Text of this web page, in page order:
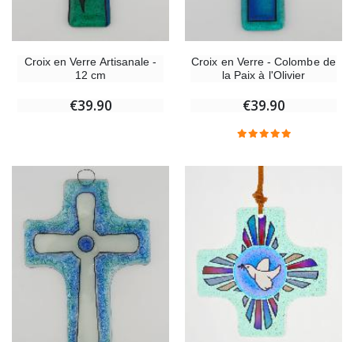
Croix en Verre Artisanale -
12 cm
€39.90
Croix en Verre - Colombe de
la Paix à l'Olivier
€39.90